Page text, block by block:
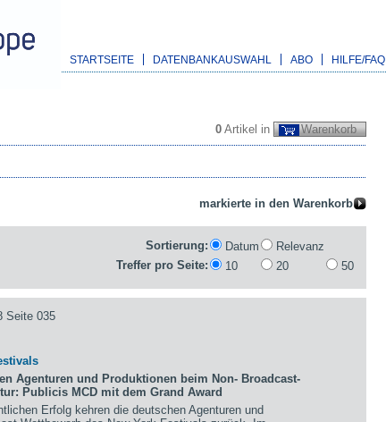
STARTSEITE DATENBANKAUSWAHL ABO HILFE/FAQ
0 Artikel in Warenkorb
Sortierung: Datum
Relevanz
Treffer pro Seite:
10 20 50
Seite 035
Agenturen und Produktionen beim Non- Broadcast-
Publicis MCD mit dem Grand Award
Erfolg kehren die deutschen Agenturen und